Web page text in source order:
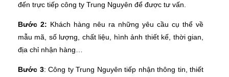
đến trực tiếp công ty Trung Nguyên để được tư vấn.
Bước 2: Khách hàng nêu ra những yêu cầu cụ thể về
mẫu mã, số lượng, chất liệu, hình ảnh thiết kế, thời gian,
địa chỉ nhận hàng…
Bước 3: Công ty Trung Nguyên tiếp nhận thông tin, thiết